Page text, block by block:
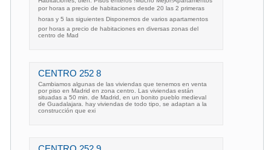
por horas a precio de habitaciones desde 20 las 2 primeras
horas y 5 las siguientes Disponemos de varios apartamentos
por horas a precio de habitaciones en diversas zonas del
centro de Mad
CENTRO 252 8
Cambiamos algunas de las viviendas que tenemos en venta
por piso en Madrid en zona centro. Las viviendas están
situadas a 50 min. de Madrid, en un bonito pueblo medieval
de Guadalajara. hay viviendas de todo tipo, se adaptan a la
construcción que exi